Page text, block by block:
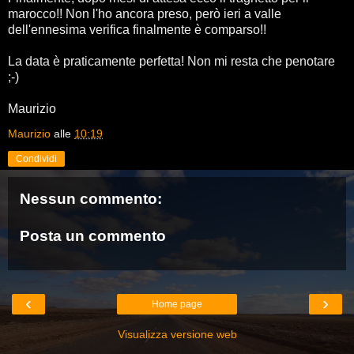
marocco!! Non l'ho ancora preso, però ieri a valle
dell'ennesima verifica finalmente è comparso!!
La data è praticamente perfetta! Non mi resta che penotare
;-)
Maurizio
Maurizio alle 10:19
Condividi
Nessun commento:
Posta un commento
‹ ›
Home page
Visualizza versione web